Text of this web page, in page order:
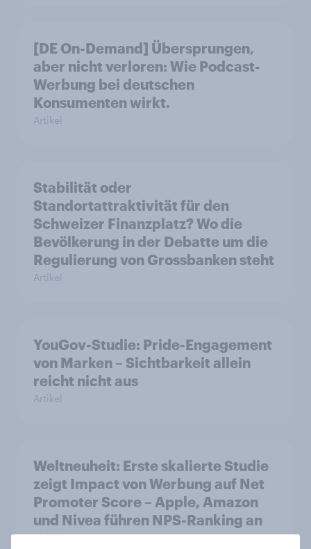
[DE On-Demand] Übersprungen,
aber nicht verloren: Wie Podcast-
Werbung bei deutschen
Konsumenten wirkt.
Artikel
Stabilität oder
Standortattraktivität für den
Schweizer Finanzplatz? Wo die
Bevölkerung in der Debatte um die
Regulierung von Grossbanken steht
Artikel
YouGov-Studie: Pride-Engagement
von Marken – Sichtbarkeit allein
reicht nicht aus
Artikel
Weltneuheit: Erste skalierte Studie
zeigt Impact von Werbung auf Net
Promoter Score – Apple, Amazon
und Nivea führen NPS-Ranking an
Artikel